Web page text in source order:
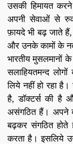
उसकी हिमायत
अपनी सेवाओं से
फ़ायदे भी बढ़ जाते
और उनके कामों के
भारतीय मुसलमानों
सलाहियतमन्द
लिये नहीं हो रहा है।
है, डॉक्टर्स की है
असंगठित हैं। अपने
बढ़कर संगठित
करता है। इसलिये